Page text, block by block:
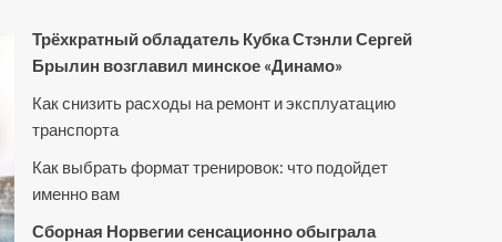
Трёхкратный обладатель Кубка Стэнли Сергей
Брылин возглавил минское «Динамо»
Как снизить расходы на ремонт и эксплуатацию
транспорта
Как выбрать формат тренировок: что подойдет
именно вам
Сборная Норвегии сенсационно обыграла